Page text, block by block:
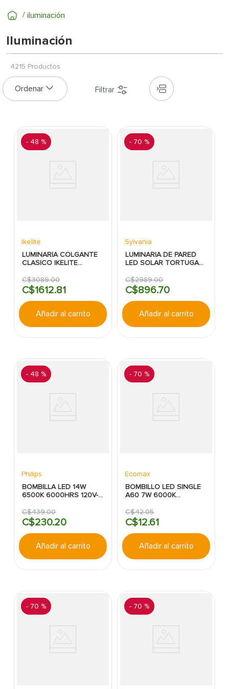
iluminación
Iluminación
4215 Productos
- 48 %
Ikelite
LUMINARIA COLGANTE
CLASICO IKELITE
60W
C$3089.00
C$1612.81
Añadir al carrito
- 70 %
Sylvania
LUMINARIA DE PARED
LED SOLAR TORTUGA
SOLUX SYLVANIA
C$2989.00
C$896.70
Añadir al carrito
- 48 %
Philips
BOMBILLA LED 14W
6500K 6000HRS 120V-
PACKPHILIPS
C$439.00
C$230.20
Añadir al carrito
- 70 %
Ecomax
BOMBILLO LED SINGLE
A60 7W 6000K
C$42.05
C$12.61
Añadir al carrito
- 70 % - 70 %
10. puerta